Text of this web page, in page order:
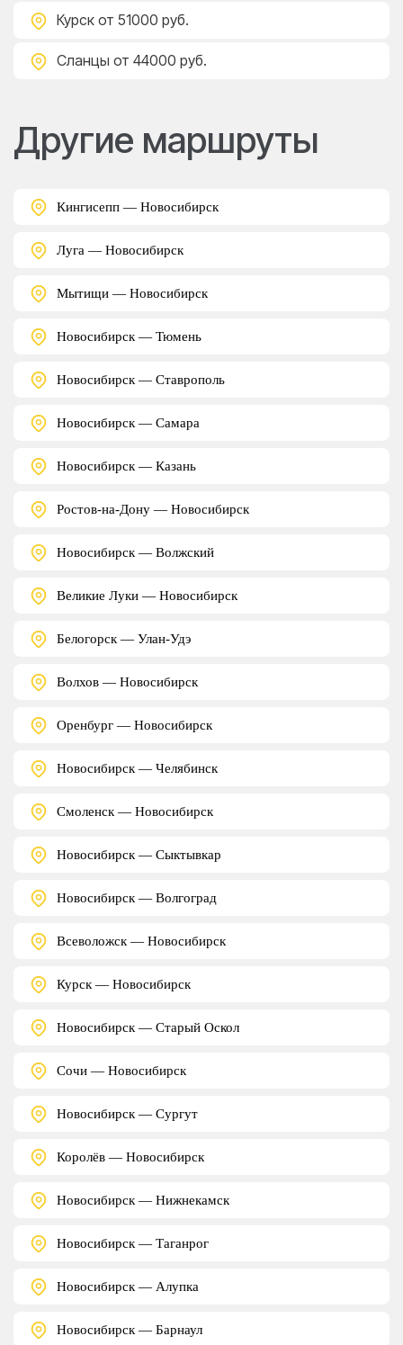
Курск от 51000 руб.
Сланцы от 44000 руб.
Другие маршруты
Кингисепп — Новосибирск
Луга — Новосибирск
Мытищи — Новосибирск
Новосибирск — Тюмень
Новосибирск — Ставрополь
Новосибирск — Самара
Новосибирск — Казань
Ростов-на-Дону — Новосибирск
Новосибирск — Волжский
Великие Луки — Новосибирск
Белогорск — Улан-Удэ
Волхов — Новосибирск
Оренбург — Новосибирск
Новосибирск — Челябинск
Смоленск — Новосибирск
Новосибирск — Сыктывкар
Новосибирск — Волгоград
Всеволожск — Новосибирск
Курск — Новосибирск
Новосибирск — Старый Оскол
Сочи — Новосибирск
Новосибирск — Сургут
Королёв — Новосибирск
Новосибирск — Нижнекамск
Новосибирск — Таганрог
Новосибирск — Алупка
Новосибирск — Барнаул